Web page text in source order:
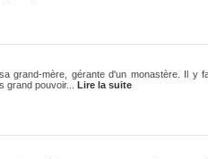
grand-mère, gérante d'un monastère. Il y
grand pouvoir... Lire la suite